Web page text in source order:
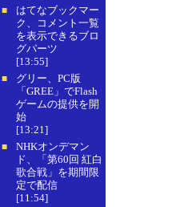
■
はてなブックマー
ク、コメント一覧
を表示できるブロ
グパーツ
[13:55]
■
グリー、PC版
「GREE」でFlash
ゲームの提供を開
始
[13:21]
■
NHKオンデマン
ド、「第60回 紅白
歌合戦」を期間限
定で配信
[11:54]